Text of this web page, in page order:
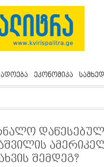
ეკონომიკა
შემდეგ?